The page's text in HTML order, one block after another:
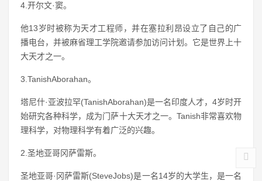
4.开尔文·窦。
他13岁时被称为天才工程师，并在塞拉利昂设立了自己的广
播电台，并被麻省理工学院邀请参加访问计划。它是世界上十
大天才之一。
3.TanishAborahan。
塔尼什·亚波拉罕(TanishAborahan)是一名印度人才，4岁时开
始研究各种科学，成为门萨十大天才之一。Tanish非常喜欢物
理科学，对物理科学有着广泛的兴趣。
2.圣地亚哥冈萨雷斯。
圣地亚哥·冈萨雷斯(SteveJobs)是一名14岁的大学生，是一名